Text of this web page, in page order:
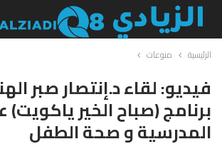
الرئيسية منوعات
فيديو: لقاء د.إنتصار صبر
برنامج (صباح الخير
المدرسية و صحة الطفل